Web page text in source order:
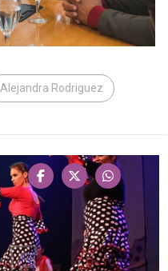
Alejandra Rodriguez